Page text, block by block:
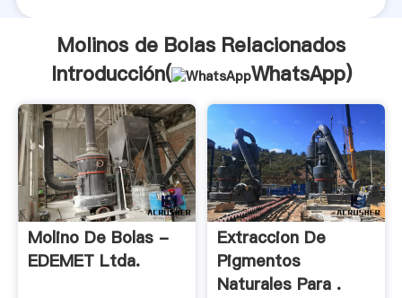
Molinos de Bolas Relacionados
Introducción(
WhatsApp)
Molino De Bolas -
EDEMET Ltda.
Extraccion De
Pigmentos
Naturales Para .